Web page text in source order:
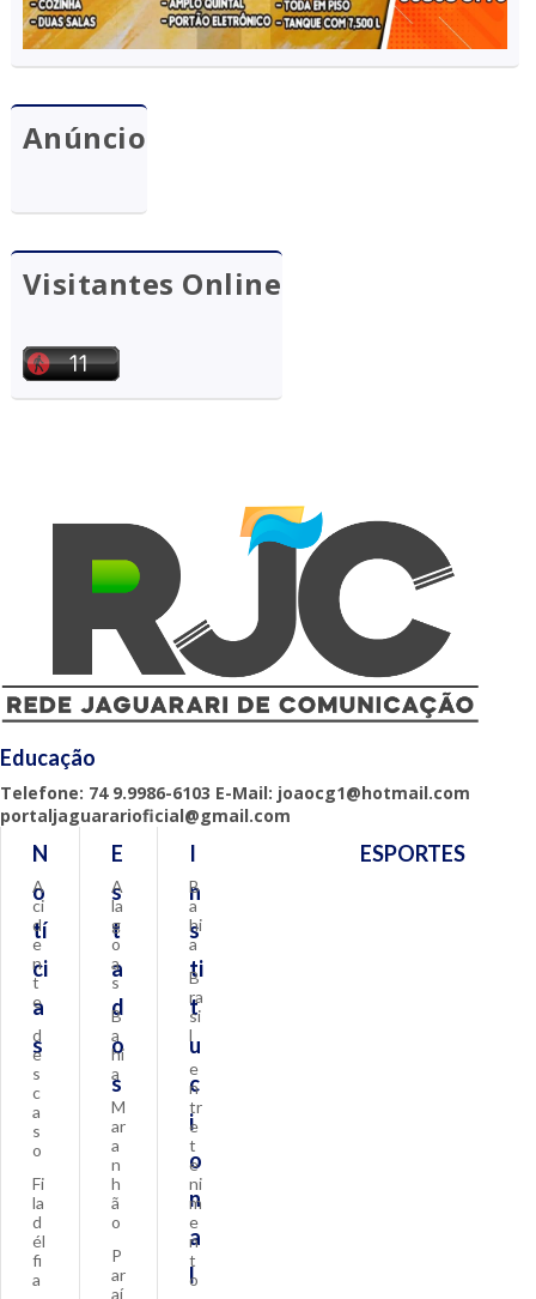
Anúncio
Visitantes Online
Educação
Telefone: 74 9.9986-6103 E-Mail: joaocg1@hotmail.com
portaljaguararioficial@gmail.com
N
o
tí
ci
a
s
A
ci
d
e
n
t
e
d
e
s
c
a
s
o
Fi
la
d
él
fi
a
E
s
t
a
d
o
s
A
la
g
o
a
s
B
a
hi
a
M
ar
a
n
h
ã
o
P
ar
aí
I
n
s
ti
t
u
c
i
o
n
a
l
B
a
hi
a
B
ra
si
l
e
n
tr
e
t
e
ni
m
e
n
t
o
ESPORTES